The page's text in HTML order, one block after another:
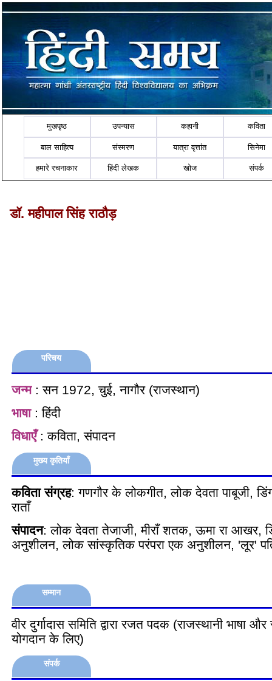
मुखपृष्ठ उपन्यास कहानी कविता
बाल साहित्य संस्मरण यात्रा वृत्तांत सिनेमा
हमारे रचनाकार हिंदी लेखक खोज संपर्क
डॉ. महीपाल सिंह राठौड़
परिचय
जन्म: सन 1972, चुई, नागौर (राजस्थान)
भाषा: हिंदी
विधाएँ: कविता, संपादन
मुख्य कृतियाँ
कविता संग्रह: गणगौर के लोकगीत, लोक देवता पाबूजी,
राताँ
संपादन: लोक देवता तेजाजी, मीराँ शतक, ऊमा रा आखर,
अनुशीलन, लोक सांस्कृतिक परंपरा एक अनुशीलन, 'लूर'
सम्मान
वीर दुर्गादास समिति द्वारा रजत पदक (राजस्थानी भाषा
योगदान के लिए)
संपर्क